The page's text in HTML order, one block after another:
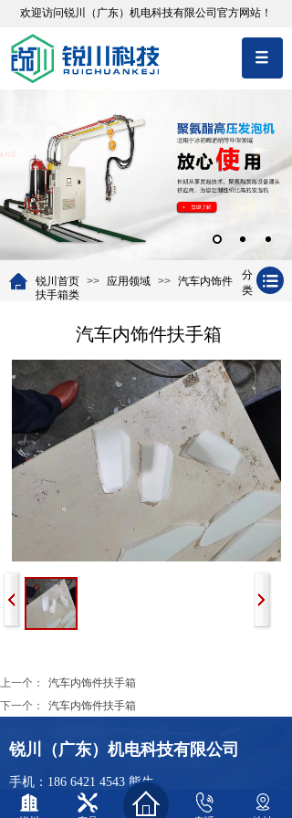
欢迎访问锐川（广东）机电科技有限公司官方网站！
分
类
锐川首页 >> 应用领域 >> 汽车内饰件
扶手箱类
汽车内饰件扶手箱
上一个：
汽车内饰件扶手箱
下一个：
汽车内饰件扶手箱
锐川（广东）机电科技有限公司
手机：186 6421 4543 熊生
电话：0757-23275493